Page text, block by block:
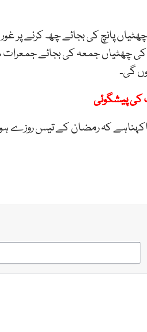
پانچ کی بجائے چھ کرنے پر
چھٹیاں جمعہ کی بجائے
کی پیشگوئی
کہ رمضان کے تیس روزے